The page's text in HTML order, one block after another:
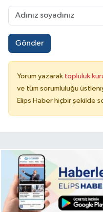
Gönder
Yorum yazarak topluluk
ve tüm sorumluluğu
Elips Haber hiçbir şekilde